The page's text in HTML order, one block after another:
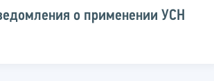
о применении УСН